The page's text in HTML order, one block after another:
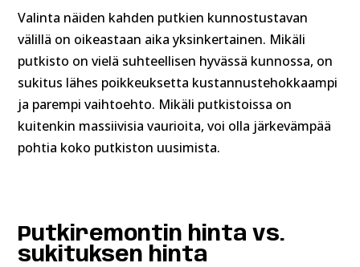
Valinta näiden kahden putkien kunnostustavan
välillä on oikeastaan aika yksinkertainen. Mikäli
putkisto on vielä suhteellisen hyvässä kunnossa, on
sukitus lähes poikkeuksetta kustannustehokkaampi
ja parempi vaihtoehto. Mikäli putkistoissa on
kuitenkin massiivisia vaurioita, voi olla järkevämpää
pohtia koko putkiston uusimista.
Putkiremontin hinta vs.
sukituksen hinta